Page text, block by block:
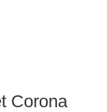
Corona